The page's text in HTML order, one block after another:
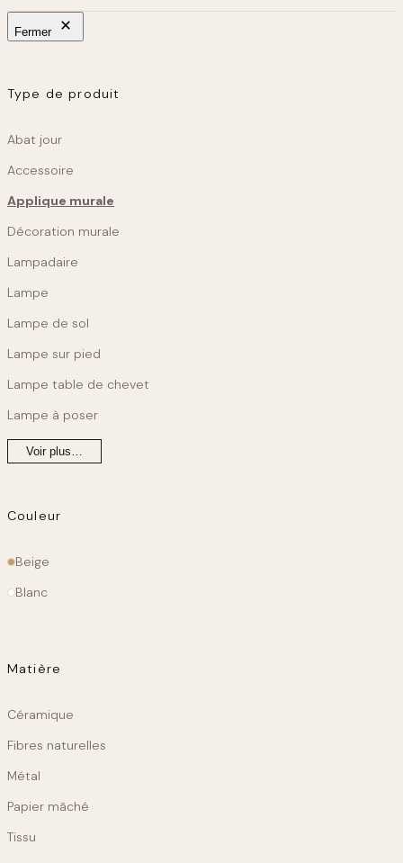
Fermer
Type de produit
Produit
Abat jour
Accessoire
Applique murale
Décoration murale
Lampadaire
Lampe
Lampe de sol
Lampe sur pied
Lampe table de chevet
Lampe à poser
Voir plus…
Couleur
Couleur
principale
Beige
Blanc
Matière
Matiere
Céramique
Fibres naturelles
Métal
Papier mâché
Tissu